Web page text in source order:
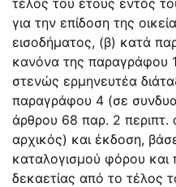
για την επίδοση της
εισοδήματος, (β) κατά
κανόνα της παραγράφου
στενώς ερμηνευτέα
παραγράφου 4 (σε
άρθρου 68 παρ. 2 περιπτ.
αρχικός) και έκδοση,
καταλογισμού φόρου
δεκαετίας από το τέλος